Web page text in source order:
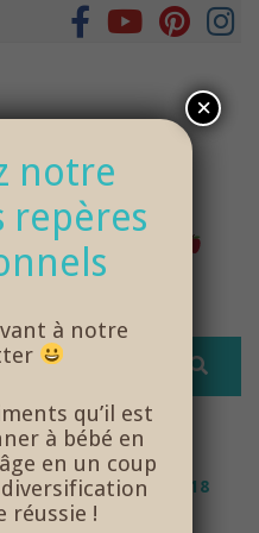
cuisinés
tout !
bébé 12 mois et
plus/Recettes bébé 18
notre
repères
à notre
qu’il est
à bébé en
en un coup
diversification
réussie !
×